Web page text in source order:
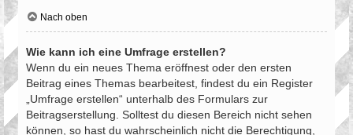
Nach oben
Wie kann ich eine Umfrage erstellen?
Wenn du ein neues Thema eröffnest oder den ersten
Beitrag eines Themas bearbeitest, findest du ein Register
„Umfrage erstellen“ unterhalb des Formulars zur
Beitragserstellung. Solltest du diesen Bereich nicht sehen
können, so hast du wahrscheinlich nicht die Berechtigung,